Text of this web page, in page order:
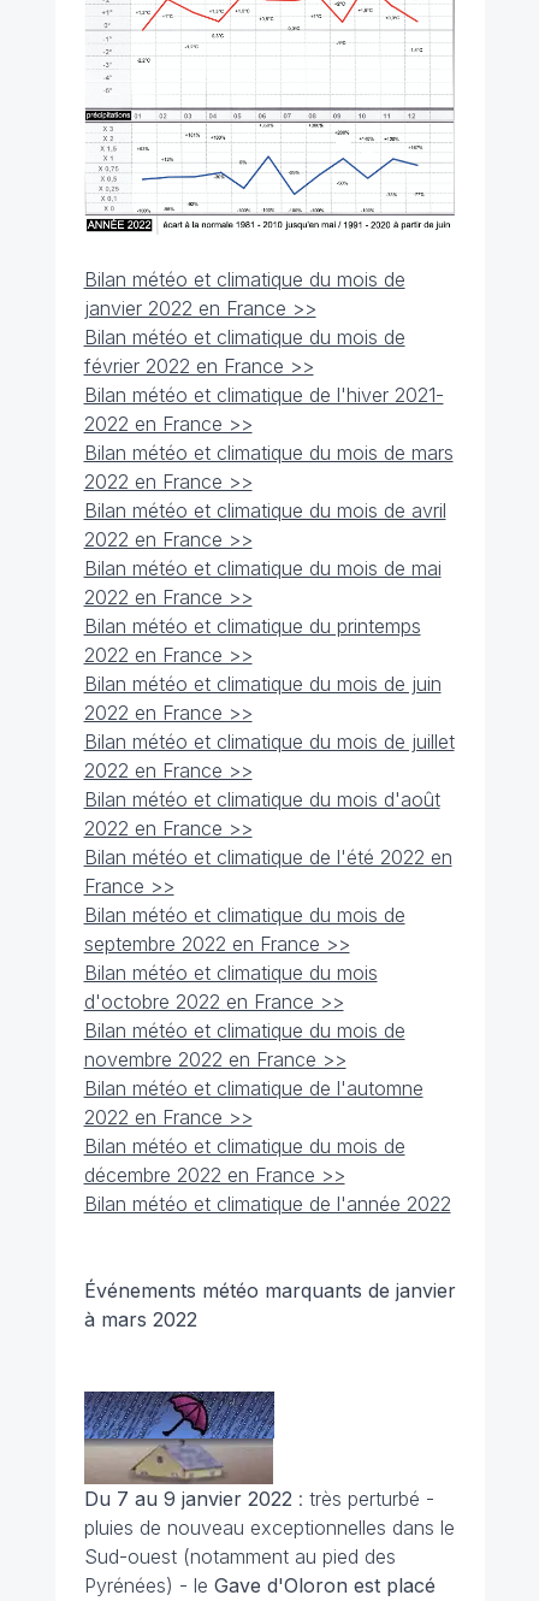
Bilan météo et climatique du mois de
janvier 2022 en France >>
Bilan météo et climatique du mois de
février 2022 en France >>
Bilan météo et climatique de l'hiver 2021-
2022 en France >>
Bilan météo et climatique du mois de mars
2022 en France >>
Bilan météo et climatique du mois de avril
2022 en France >>
Bilan météo et climatique du mois de mai
2022 en France >>
Bilan météo et climatique du printemps
2022 en France >>
Bilan météo et climatique du mois de juin
2022 en France >>
Bilan météo et climatique du mois de juillet
2022 en France >>
Bilan météo et climatique du mois d'août
2022 en France >>
Bilan météo et climatique de l'été 2022 en
France >>
Bilan météo et climatique du mois de
septembre 2022 en France >>
Bilan météo et climatique du mois
d'octobre 2022 en France >>
Bilan météo et climatique du mois de
novembre 2022 en France >>
Bilan météo et climatique de l'automne
2022 en France >>
Bilan météo et climatique du mois de
décembre 2022 en France >>
Bilan météo et climatique de l'année 2022
Événements météo marquants de janvier
à mars 2022
Du 7 au 9 janvier 2022 : très perturbé -
pluies de nouveau exceptionnelles dans le
Sud-ouest (notamment au pied des
Pyrénées) - le Gave d'Oloron est placé